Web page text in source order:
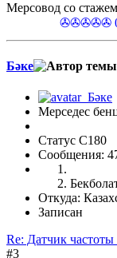
Мерсовод со стажем
✇✇✇✇✇
Бәке
Мерседес
Статус C180
Сообщения:
Откуда:
Записан
Re: Датчик
#3